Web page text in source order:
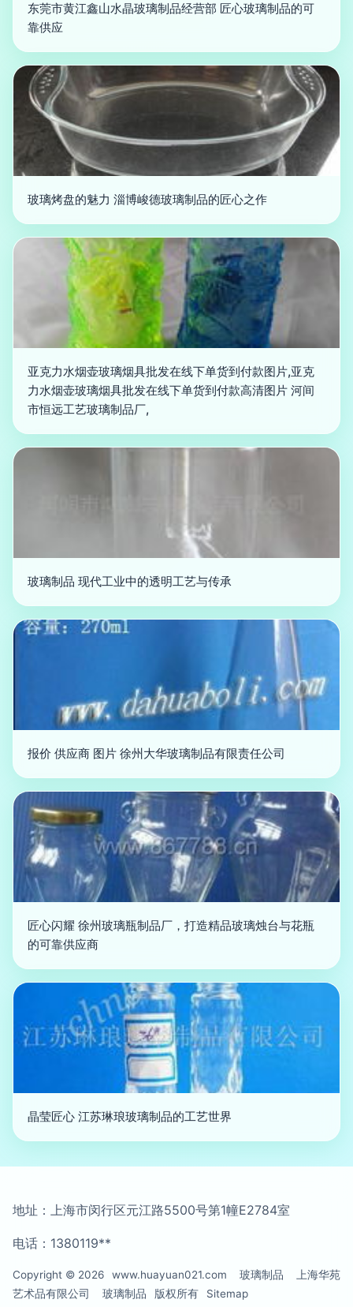
东莞市黄江鑫山水晶玻璃制品经营部 匠心玻璃制品的可
靠供应
玻璃烤盘的魅力 淄博峻德玻璃制品的匠心之作
亚克力水烟壶玻璃烟具批发在线下单货到付款图片,亚克
力水烟壶玻璃烟具批发在线下单货到付款高清图片 河间
市恒远工艺玻璃制品厂,
玻璃制品 现代工业中的透明工艺与传承
报价 供应商 图片 徐州大华玻璃制品有限责任公司
匠心闪耀 徐州玻璃瓶制品厂，打造精品玻璃烛台与花瓶
的可靠供应商
晶莹匠心 江苏琳琅玻璃制品的工艺世界
地址：上海市闵行区元江路5500号第1幢E2784室
电话：1380119**
Copyright © 2026 www.huayuan021.com 玻璃制品
上海华苑
艺术品有限公司
玻璃制品 版权所有 Sitemap